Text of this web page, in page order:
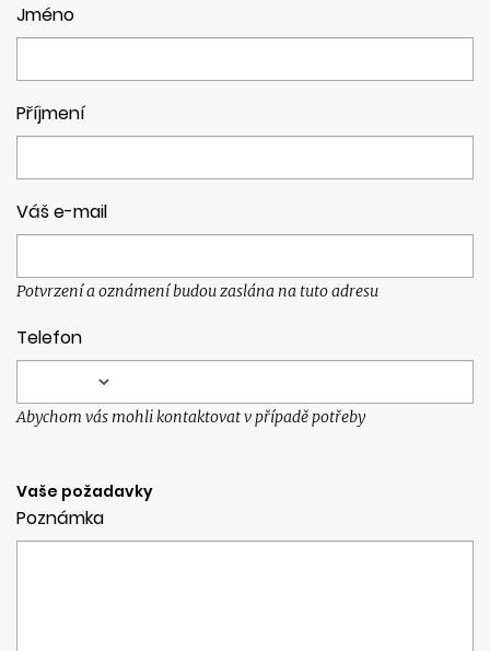
Jméno
Příjmení
Váš e-mail
Potvrzení a oznámení budou zaslána na tuto adresu
Telefon
Abychom vás mohli kontaktovat v případě potřeby
Vaše požadavky
Poznámka